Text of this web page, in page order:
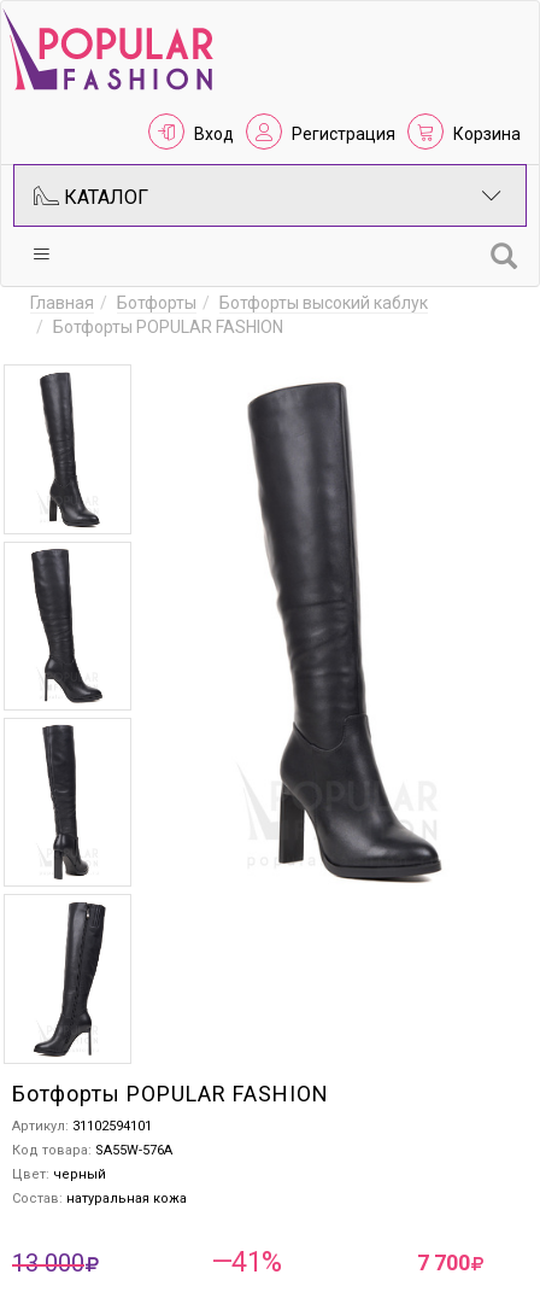
Вход Регистрация Корзина
КАТАЛОГ
Главная Ботфорты
Ботфорты высокий каблук
Ботфорты POPULAR FASHION
Ботфорты POPULAR FASHION
Артикул: 31102594101
Код товара: SA55W-576A
Цвет: черный
Состав: натуральная кожа
13 000 —41% 7 700